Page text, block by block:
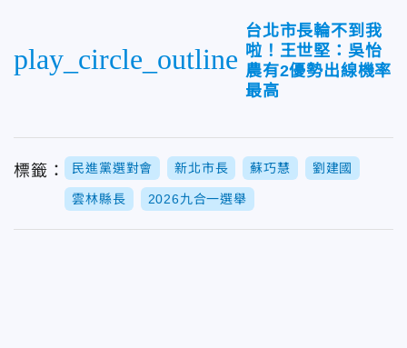
play_circle_outline
台北市長輪不到我
啦！王世堅：吳怡
農有2優勢出線機率
最高
標籤： 民進黨選對會 新北市長 蘇巧慧 劉建國
雲林縣長 2026九合一選舉